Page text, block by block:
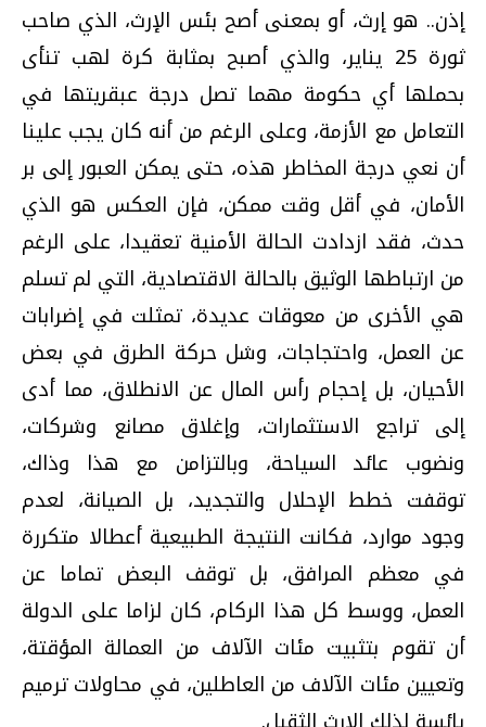
إذن.. هو إرث، أو بمعنى أصح بئس الإرث، الذي صاحب
ثورة 25 يناير، والذي أصبح بمثابة كرة لهب تنأى
بحملها أي حكومة مهما تصل درجة عبقريتها في
التعامل مع الأزمة، وعلى الرغم من أنه كان يجب علينا
أن نعي درجة المخاطر هذه، حتى يمكن العبور إلى بر
الأمان، في أقل وقت ممكن، فإن العكس هو الذي
حدث، فقد ازدادت الحالة الأمنية تعقيدا، على الرغم
من ارتباطها الوثيق بالحالة الاقتصادية، التي لم تسلم
هي الأخرى من معوقات عديدة، تمثلت في إضرابات
عن العمل، واحتجاجات، وشل حركة الطرق في بعض
الأحيان، بل إحجام رأس المال عن الانطلاق، مما أدى
إلى تراجع الاستثمارات، وإغلاق مصانع وشركات،
ونضوب عائد السياحة، وبالتزامن مع هذا وذاك،
توقفت خطط الإحلال والتجديد، بل الصيانة، لعدم
وجود موارد، فكانت النتيجة الطبيعية أعطالا متكررة
في معظم المرافق، بل توقف البعض تماما عن
العمل، ووسط كل هذا الركام، كان لزاما على الدولة
أن تقوم بتثبيت مئات الآلاف من العمالة المؤقتة،
وتعيين مئات الآلاف من العاطلين، في محاولات ترميم